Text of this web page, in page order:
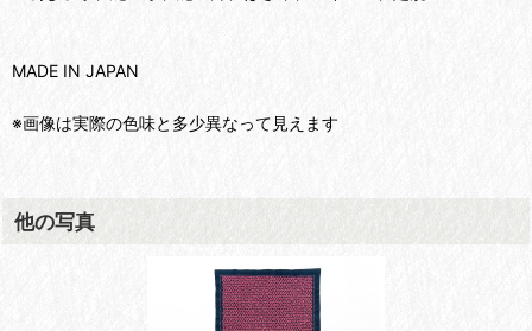
MADE IN JAPAN
※画像は実際の色味と多少異なって見えます
他の写真